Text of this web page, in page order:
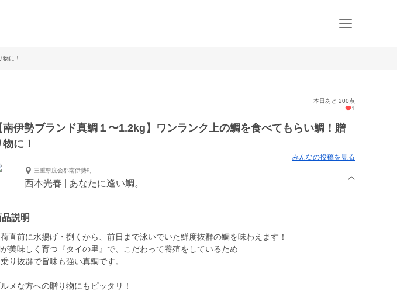
に！
本日あと 200点
1
南伊勢ブランド真鯛１〜1.2kg】ワンランク上の鯛を食べてもらい鯛！贈
物に！
みんなの投稿を見る
三重県度会郡南伊勢町
西本光春 | あなたに逢い鯛。
説明
直前に水揚げ・捌くから、前日まで泳いでいた鮮度抜群の鯛を味わえます！
美味しく育つ『タイの里』で、こだわって養殖をしているため
り抜群で旨味も強い真鯛です。
メな方への贈り物にもピッタリ！